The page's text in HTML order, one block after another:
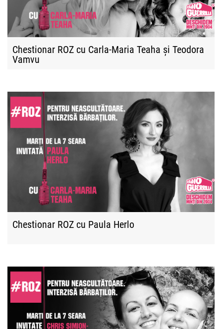
Chestionar ROZ cu Carla-Maria Teaha și Teodora
Vamvu
Chestionar ROZ cu Paula Herlo